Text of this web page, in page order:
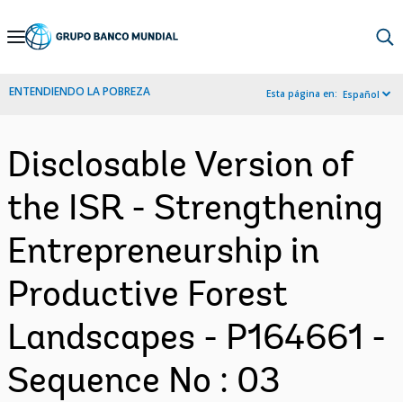
Skip
Navigation
ENTENDIENDO LA POBREZA Esta página en: Español
Disclosable Version of
the ISR - Strengthening
Entrepreneurship in
Productive Forest
Landscapes - P164661 -
Sequence No : 03